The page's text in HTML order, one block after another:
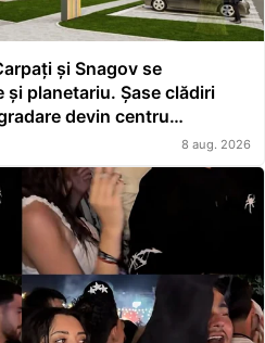
și Snagov se
planetariu. Șase clădiri
devin centru
8 aug. 2026